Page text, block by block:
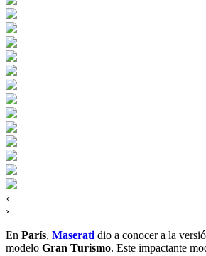
‹
›
En París, Maserati dio a conocer a la
modelo Gran Turismo. Este impactante